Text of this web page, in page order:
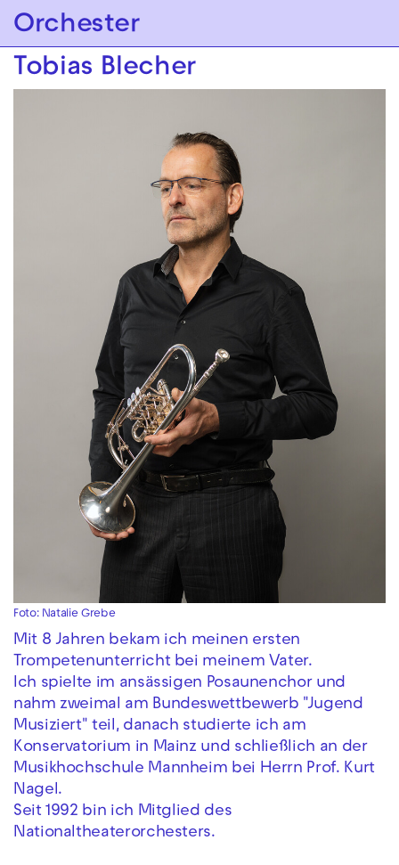
Zur Hauptnavigation springen
Zum Hauptinhalt springen
Orchester
Tobias Blecher
Foto: Natalie Grebe
Mit 8 Jahren bekam ich meinen ersten
Trompetenunterricht bei meinem Vater.
Ich spielte im ansässigen Posaunenchor und
nahm zweimal am Bundeswettbewerb "Jugend
Musiziert" teil, danach studierte ich am
Konservatorium in Mainz und schließlich an der
Musikhochschule Mannheim bei Herrn Prof. Kurt
Nagel.
Seit 1992 bin ich Mitglied des
Nationaltheaterorchesters.